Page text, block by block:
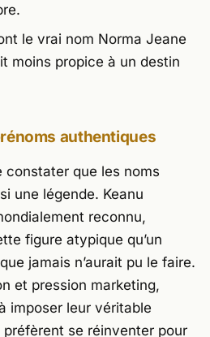
le vrai nom Norma Jeane
moins propice à un destin
authentiques
que les noms
une légende. Keanu
reconnu,
figure atypique qu’un
jamais n’aurait pu le faire.
et pression marketing,
imposer leur véritable
préfèrent se réinventer pour